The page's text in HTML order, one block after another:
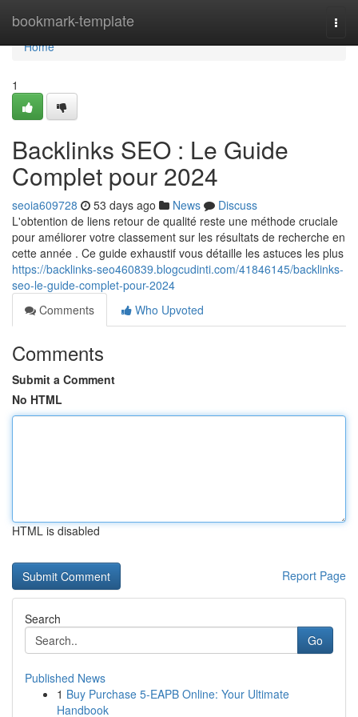
bookmark-template
Home
Home
1
Backlinks SEO : Le Guide
Complet pour 2024
seoia609728 53 days ago News
Discuss
L'obtention de liens retour de qualité reste une méthode cruciale
pour améliorer votre classement sur les résultats de recherche en
cette année . Ce guide exhaustif vous détaille les astuces les plus
https://backlinks-seo460839.blogcudinti.com/41846145/backlinks-
seo-le-guide-complet-pour-2024
Comments
Who Upvoted
Comments
Submit a Comment
No HTML
HTML is disabled
Report Page
Search
Go
Published News
1 Buy Purchase 5-EAPB Online: Your Ultimate
Handbook